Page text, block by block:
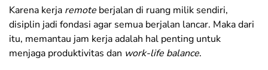
Karena kerja remote berjalan di ruang milik sendiri,
disiplin jadi fondasi agar semua berjalan lancar. Maka dari
itu, memantau jam kerja adalah hal penting untuk
menjaga produktivitas dan work-life balance.